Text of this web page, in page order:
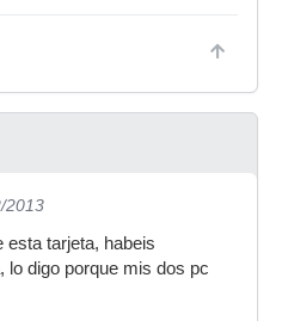
2013
esta tarjeta, habeis
lo digo porque mis dos pc